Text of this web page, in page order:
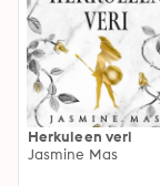
Herkuleen veri
Jasmine Mas